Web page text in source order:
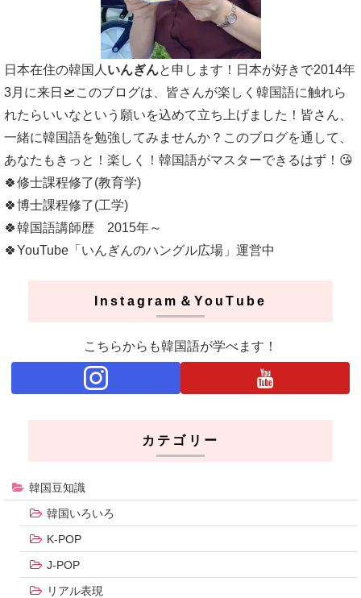
日本在住の韓国人いんぎんと申します！日本が好きで2014年
3月に来日🛫このブログは、皆さんが楽しく韓国語に触れら
れたらいいなという願いを込めて立ち上げました！皆さん、
一緒に韓国語を勉強してみませんか？このブログを通して、
あなたもきっと！楽しく！韓国語がマスターできるはず！😘
🍀修士課程修了(教育学)
🍀博士課程修了(工学)
🍀韓国語講師歴 2015年～
🍀YouTube「いんぎんのハングル広場」運営中
Instagram＆YouTube
こちらからも韓国語が学べます！
カテゴリー
韓国豆知識
韓国いろいろ
K-POP
J-POP
リアル表現